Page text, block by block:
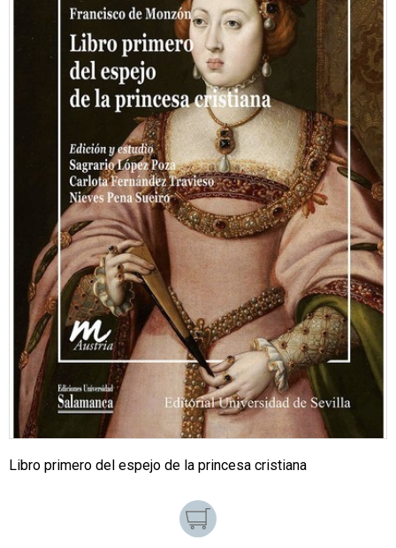
Libro primero del espejo de la princesa cristiana